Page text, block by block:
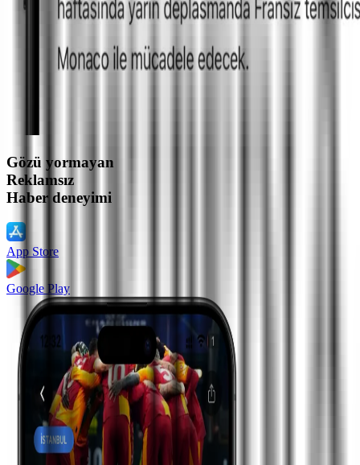
Gözü yormayan
Reklamsız
Haber deneyimi
App Store
Google Play